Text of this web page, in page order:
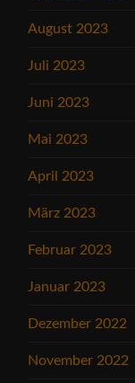
August 2023
Juli 2023
Juni 2023
Mai 2023
April 2023
März 2023
Februar 2023
Januar 2023
Dezember 2022
November 2022